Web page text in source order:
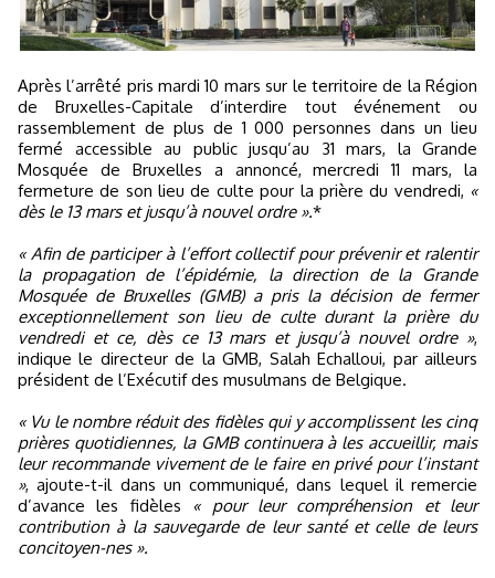
Après l’arrêté pris mardi 10 mars sur le territoire de la Région
de Bruxelles-Capitale d’interdire tout événement ou
rassemblement de plus de 1 000 personnes dans un lieu
fermé accessible au public jusqu’au 31 mars, la Grande
Mosquée de Bruxelles a annoncé, mercredi 11 mars, la
fermeture de son lieu de culte pour la prière du vendredi, «
dès le 13 mars et jusqu’à nouvel ordre ».*
« Afin de participer à l’effort collectif pour prévenir et ralentir
la propagation de l’épidémie, la direction de la Grande
Mosquée de Bruxelles (GMB) a pris la décision de fermer
exceptionnellement son lieu de culte durant la prière du
vendredi et ce, dès ce 13 mars et jusqu’à nouvel ordre »,
indique le directeur de la GMB, Salah Echalloui, par ailleurs
président de l’Exécutif des musulmans de Belgique.
« Vu le nombre réduit des fidèles qui y accomplissent les cinq
prières quotidiennes, la GMB continuera à les accueillir, mais
leur recommande vivement de le faire en privé pour l’instant
», ajoute-t-il dans un communiqué, dans lequel il remercie
d’avance les fidèles « pour leur compréhension et leur
contribution à la sauvegarde de leur santé et celle de leurs
concitoyen-nes ».